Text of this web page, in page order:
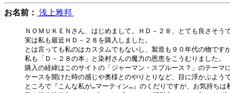
お名前： 浅上雅邦
ＮＯＭＵＫＥＮさん、はじめまして。ＨＤ－２８、とても良さそう
実は私も最近ＨＤ－２８を購入しました。
とは言っても私のはカスタムでもないし、製造も９０年代の物です
私も「Ｄ－２８の本」と染村さんの魔力の恩恵をこうむりました。
購入の経緯はこのサイトの「ジャーマン・スプルース？」のテー
ケースを開けた時の感じや奥様とのやりとりなど、目に浮かぶよう
ところで『こんな私が…マーティン…』のくだりですが、お気持ちは